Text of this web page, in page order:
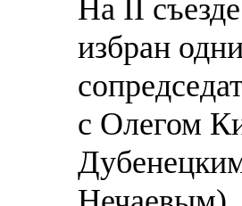
На II
избран
с Олегом